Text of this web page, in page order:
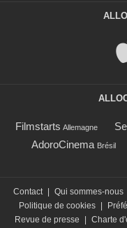
Filmstarts Allemagne
AdoroCinema Brésil
Contact Qui sommes-nous
Politique de cookies
Revue de presse
Charte